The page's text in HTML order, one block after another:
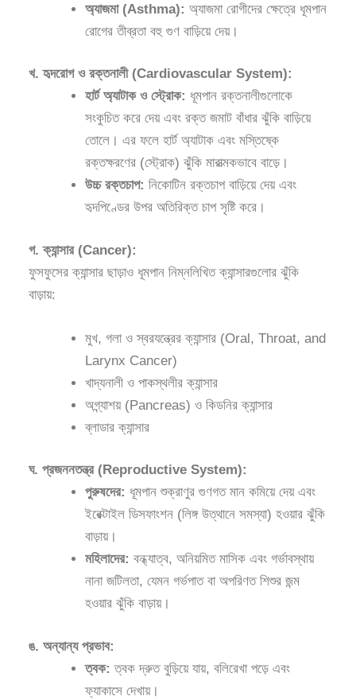
অ্যাজমা (Asthma): অ্যাজমা রোগীদের ক্ষেত্রে ধূমপান
রোগের তীব্রতা বহু গুণ বাড়িয়ে দেয়।
খ. হৃদরোগ ও রক্তনালী (Cardiovascular System):
হার্ট অ্যাটাক ও স্ট্রোক: ধূমপান রক্তনালীগুলোকে
সংকুচিত করে দেয় এবং রক্ত জমাট বাঁধার ঝুঁকি বাড়িয়ে
তোলে। এর ফলে হার্ট অ্যাটাক এবং মস্তিষ্কে
রক্তক্ষরণের (স্ট্রোক) ঝুঁকি মারাত্মকভাবে বাড়ে।
উচ্চ রক্তচাপ: নিকোটিন রক্তচাপ বাড়িয়ে দেয় এবং
হৃদপিণ্ডের উপর অতিরিক্ত চাপ সৃষ্টি করে।
গ. ক্যান্সার (Cancer):
ফুসফুসের ক্যান্সার ছাড়াও ধূমপান নিম্নলিখিত ক্যান্সারগুলোর ঝুঁকি
বাড়ায়:
মুখ, গলা ও স্বরযন্ত্রের ক্যান্সার (Oral, Throat, and
Larynx Cancer)
খাদ্যনালী ও পাকস্থলীর ক্যান্সার
অগ্ন্যাশয় (Pancreas) ও কিডনির ক্যান্সার
ব্লাডার ক্যান্সার
ঘ. প্রজননতন্ত্র (Reproductive System):
পুরুষদের: ধূমপান শুক্রাণুর গুণগত মান কমিয়ে দেয় এবং
ইরেক্টাইল ডিসফাংশন (লিঙ্গ উত্থানে সমস্যা) হওয়ার ঝুঁকি
বাড়ায়।
মহিলাদের: বন্ধ্যাত্ব, অনিয়মিত মাসিক এবং গর্ভাবস্থায়
নানা জটিলতা, যেমন গর্ভপাত বা অপরিণত শিশুর জন্ম
হওয়ার ঝুঁকি বাড়ায়।
ঙ. অন্যান্য প্রভাব:
ত্বক: ত্বক দ্রুত বুড়িয়ে যায়, বলিরেখা পড়ে এবং
ফ্যাকাসে দেখায়।